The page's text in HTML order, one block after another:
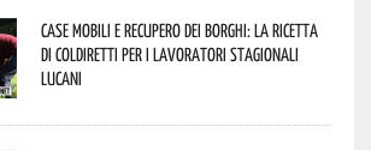
Case mobili e recupero dei borghi: la ricetta
di Coldiretti per i lavoratori stagionali
lucani